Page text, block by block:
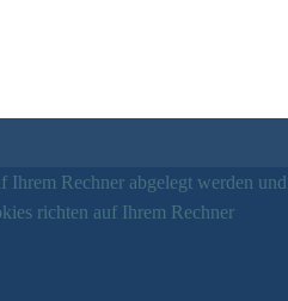
Ihrem Rechner abgelegt werden und
richten auf Ihrem Rechner